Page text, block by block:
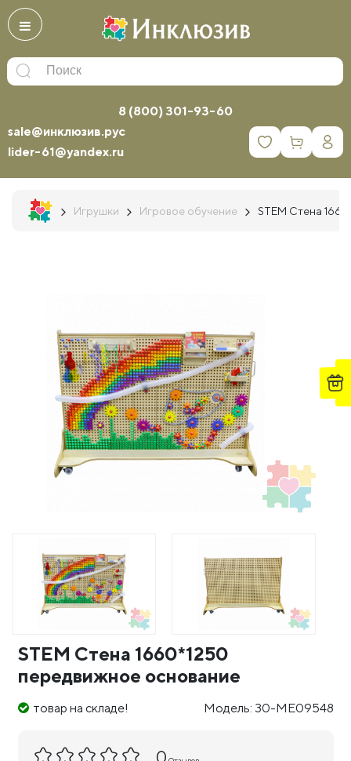
8 (800) 301-93-60
sale@инклюзив.рус
lider-61@yandex.ru
0
Игрушки Игровое обучение STEM Стена
STEM Стена 1660*1250
передвижное основание
товар на складе! Модель: 30-ME09548